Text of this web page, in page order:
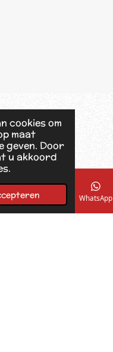
cookies om
maat
geven. Door
u akkoord
Facebook WhatsApp